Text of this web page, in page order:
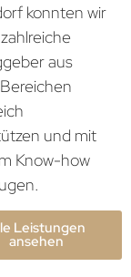
konnten wir
aus
und mit
Know-how
Leistungen
ansehen